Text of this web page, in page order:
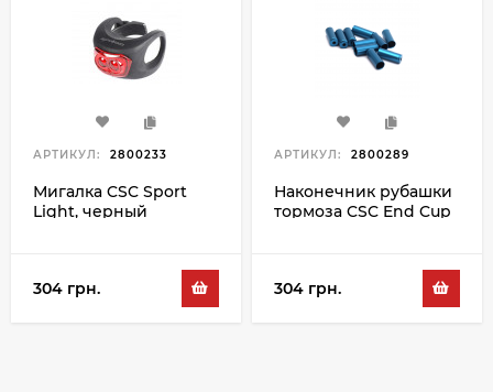
АРТИКУЛ: 2800233
Мигалка CSC Sport
Light, черный
304 грн.
АРТИКУЛ: 2800289
Наконечник рубашки
тормоза CSC End Cup
304 грн.